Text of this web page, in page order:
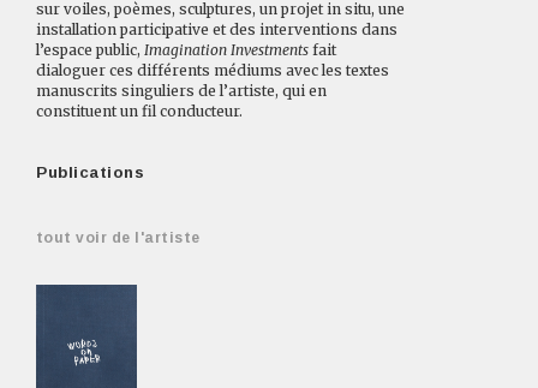
sur voiles, poèmes, sculptures, un projet in situ, une
installation participative et des interventions dans
l’espace public, Imagination Investments fait
dialoguer ces différents médiums avec les textes
manuscrits singuliers de l’artiste, qui en
constituent un fil conducteur.
Publications
tout voir de l'artiste